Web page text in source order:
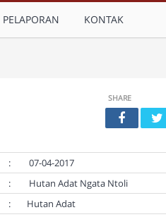
PELAPORAN KONTAK
SHARE
:
07-04-2017
:
Hutan Adat Ngata Ntoli
:
Hutan Adat